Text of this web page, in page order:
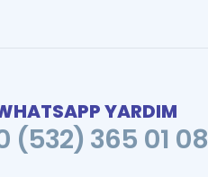
YARDIM
(532) 365 01 08